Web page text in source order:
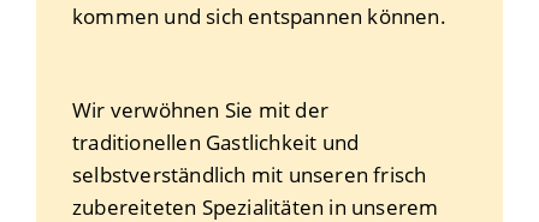
kommen und sich entspannen können.
Wir verwöhnen Sie mit der
traditionellen Gastlichkeit und
selbstverständlich mit unseren frisch
zubereiteten Spezialitäten in unserem